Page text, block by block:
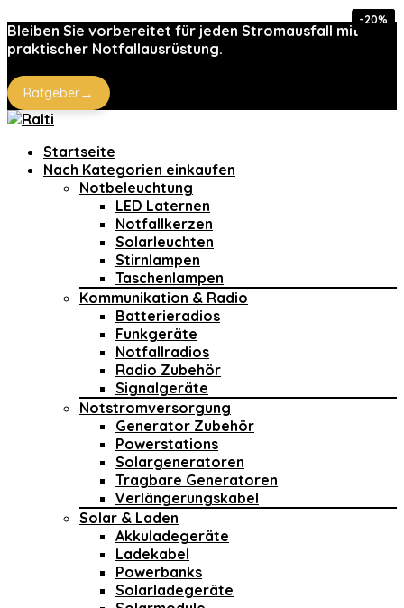
Bleiben Sie vorbereitet für jeden Stromausfall mit
praktischer Notfallausrüstung.
Ratgeber→
Startseite
Nach Kategorien einkaufen
Notbeleuchtung
LED Laternen
Notfallkerzen
Solarleuchten
Stirnlampen
Taschenlampen
Kommunikation & Radio
Batterieradios
Funkgeräte
Notfallradios
Radio Zubehör
Signalgeräte
Notstromversorgung
Generator Zubehör
Powerstations
Solargeneratoren
Tragbare Generatoren
Verlängerungskabel
Solar & Laden
Akkuladegeräte
Ladekabel
Powerbanks
Solarladegeräte
-85%
-85%
-28%
-35%
-20%